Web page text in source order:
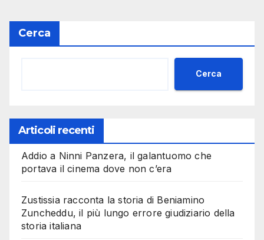
Cerca
Cerca
Articoli recenti
Addio a Ninni Panzera, il galantuomo che
portava il cinema dove non c’era
Zustissia racconta la storia di Beniamino
Zuncheddu, il più lungo errore giudiziario della
storia italiana